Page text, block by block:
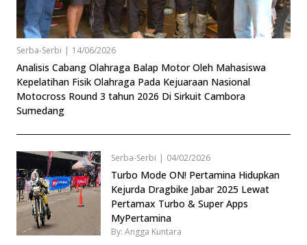
Serba-Serbi | 14/06/2026
Analisis Cabang Olahraga Balap Motor Oleh Mahasiswa
Kepelatihan Fisik Olahraga Pada Kejuaraan Nasional
Motocross Round 3 tahun 2026 Di Sirkuit Cambora
Sumedang
Serba-Serbi | 04/02/2026
Turbo Mode ON! Pertamina Hidupkan
Kejurda Dragbike Jabar 2025 Lewat
Pertamax Turbo & Super Apps
MyPertamina
By: Angga Kuntara